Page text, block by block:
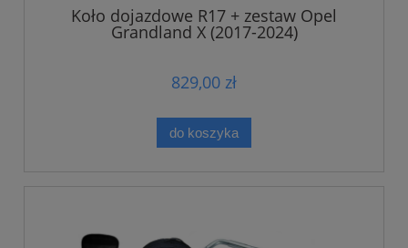
Koło dojazdowe R17 + zestaw Opel
Grandland X (2017-2024)
829,00 zł
do koszyka